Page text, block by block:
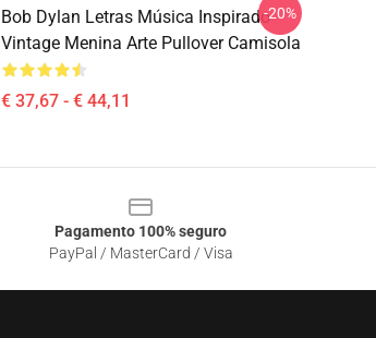
Bob Dylan Letras Música Inspirado
Vintage Menina Arte Pullover Camisola
€ 37,67 - € 44,11
-20%
Pagamento 100% seguro
PayPal / MasterCard / Visa